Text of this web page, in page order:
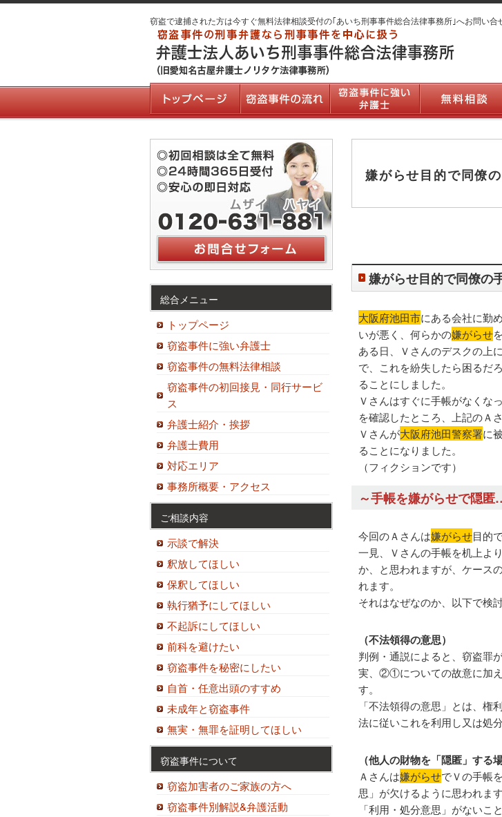
窃盗で逮捕された方は今すぐ無料法律相談受付の｢あいち刑事事件総合法律事務所｣へお問い合
嫌がらせ目的で同僚
嫌がらせ目的で同僚の
大阪府池田市にある会社に勤
いが悪く、何らかの嫌がらせ
ある日、Ｖさんのデスクの上
で、これを紛失したら困るだ
ることにしました。
Ｖさんはすぐに手帳がなくな
を確認したところ、上記のＡ
Ｖさんが大阪府池田警察署に
ることになりました。
（フィクションです）
～手帳を嫌がらせで隠
今回のＡさんは嫌がらせ目的
一見、Ｖさんの手帳を机上よ
か、と思われますが、ケース
れます。
それはなぜなのか、以下で検
（不法領得の意思）
判例・通説によると、窃盗罪
実、②①についての故意に加
す。
「不法領得の意思」とは、
法に従いこれを利用し又は処
（他人の財物を「隠匿」する場
Ａさんは嫌がらせでＶの手帳
思」が欠けるように思われます
「利用・処分意思」がない
総合メニュー
トップページ
窃盗事件に強い弁護士
窃盗事件の無料法律相談
窃盗事件の初回接見・同行サービ
ス
弁護士紹介・挨拶
弁護士費用
対応エリア
事務所概要・アクセス
ご相談内容
示談で解決
釈放してほしい
保釈してほしい
執行猶予にしてほしい
不起訴にしてほしい
前科を避けたい
窃盗事件を秘密にしたい
自首・任意出頭のすすめ
未成年と窃盗事件
無実・無罪を証明してほしい
窃盗事件について
窃盗加害者のご家族の方へ
窃盗事件別解説&弁護活動